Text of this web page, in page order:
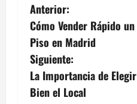
Anterior:
Cómo Vender Rápido un
Piso en Madrid
Siguiente:
La Importancia de Elegir
Bien el Local